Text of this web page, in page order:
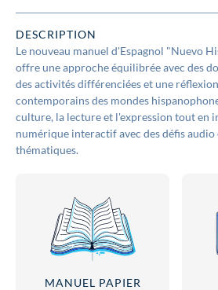
DESCRIPTION
Le nouveau manuel d'Espagnol "Nuevo
offre une approche équilibrée avec des
des activités différenciées et une
contemporains des mondes
culture, la lecture et l'expression tout en
numérique interactif avec des défis audio
thématiques.
MANUEL PAPIER